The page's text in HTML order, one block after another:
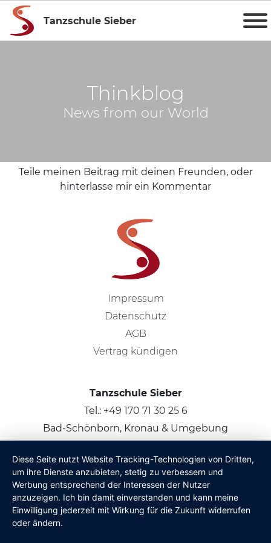
Tanzschule Sieber
Thinkblog
News from our World
Teile meinen Beitrag mit deinen Freunden, oder
hinterlasse mir ein Kommentar
Impressum
Datenschutz
AGB
Vertrag kündigen
Tanzschule Sieber
Tel.: +49 170 71 30 25 6
Bad-Schönborn, Kronau & Umgebung
© 2026 Claus Sieber
Diese Seite nutzt Website Tracking-Technologien von Dritten,
um ihre Dienste anzubieten, stetig zu verbessern und
Werbung entsprechend der Interessen der Nutzer
anzuzeigen. Ich bin damit einverstanden und kann meine
Einwilligung jederzeit mit Wirkung für die Zukunft widerrufen
oder ändern.